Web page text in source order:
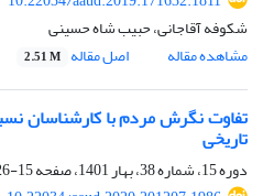
شکوفه آقاجانی، حبیب شاه حسینی
مشاهده مقاله
اصل مقاله 2.51 M
تفاوت نگرش مردم با کارشناسان
تاریخی
دوره 15، شماره 38، بهار 1401، صفحه
15-26